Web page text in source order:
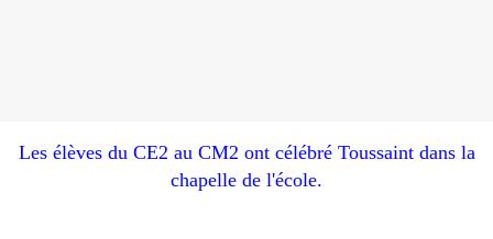
Les élèves du CE2 au CM2 ont célébré Toussaint dans la
chapelle de l'école.